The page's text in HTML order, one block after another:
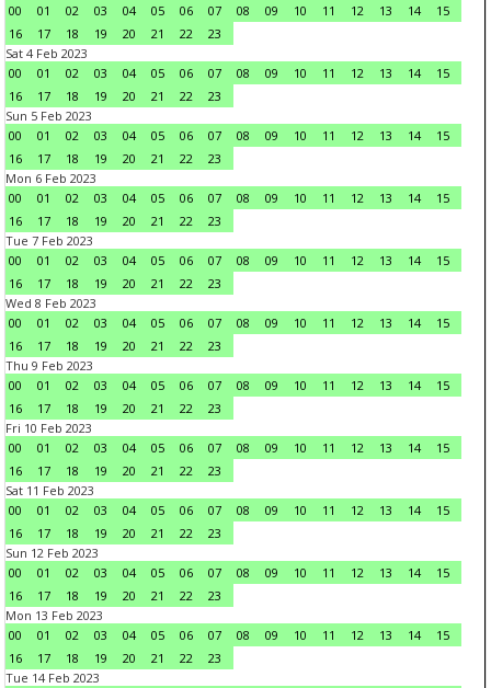
00
01 02 03 04 05 06 07 08 09 10 11 12 13 14
15
16
17 18 19 20 21 22
23
Sat 4 Feb 2023
00
01 02 03 04 05 06 07 08 09 10 11 12 13 14
15
16
17 18 19 20 21 22
23
Sun 5 Feb 2023
00
01 02 03 04 05 06 07 08 09 10 11 12 13 14
15
16
17 18 19 20 21 22
23
Mon 6 Feb 2023
00
01 02 03 04 05 06 07 08 09 10 11 12 13 14
15
16
17 18 19 20 21 22
23
Tue 7 Feb 2023
00
01 02 03 04 05 06 07 08 09 10 11 12 13 14
15
16
17 18 19 20 21 22
23
Wed 8 Feb 2023
00
01 02 03 04 05 06 07 08 09 10 11 12 13 14
15
16
17 18 19 20 21 22
23
Thu 9 Feb 2023
00
01 02 03 04 05 06 07 08 09 10 11 12 13 14
15
16
17 18 19 20 21 22
23
Fri 10 Feb 2023
00
01 02 03 04 05 06 07 08 09 10 11 12 13 14
15
16
17 18 19 20 21 22
23
Sat 11 Feb 2023
00
01 02 03 04 05 06 07 08 09 10 11 12 13 14
15
16
17 18 19 20 21 22
23
Sun 12 Feb 2023
00
01 02 03 04 05 06 07 08 09 10 11 12 13 14
15
16
17 18 19 20 21 22
23
Mon 13 Feb 2023
00
01 02 03 04 05 06 07 08 09 10 11 12 13 14
15
16
17 18 19 20 21 22
23
Tue 14 Feb 2023